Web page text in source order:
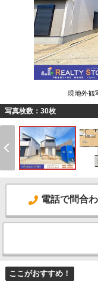
現地外観
写真枚数：30枚
電話で問合
ここがおすすめ！